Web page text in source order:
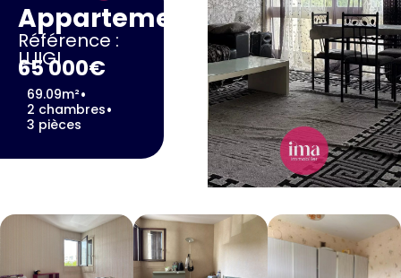
Appartement
Référence :
LUIGI
65 000€
69.09m²•
2 chambres•
3 pièces